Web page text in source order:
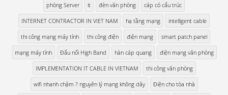
phòng Server it đèn văn phòng cáp có cấu trúc
INTERNET CONTRACTOR IN VIET NAM hạ tầng mạng intelligent cable
thi công mạng máy tính thi công điện điện mạng smart patch panel
mạng máy tính Đấu nối High Band hàn cáp quang điện mạng văn phòng
IMPLEMENTATION IT CABLE IN VIETNAM thi công văn phòng
wifi nhanh chậm ? nguyên lý mạng không dây Điện cho tòa nhà